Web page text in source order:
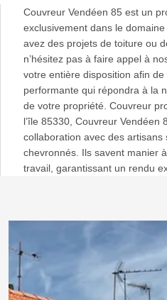
Couvreur Vendéen 85 est un
exclusivement dans le
avez des projets de toiture ou
n’hésitez pas à faire appel à
votre entière disposition afin
performante qui répondra à la
de votre propriété. Couvreur
l’île 85330, Couvreur Vendéen
collaboration avec des
chevronnés. Ils savent manier
travail, garantissant un rendu